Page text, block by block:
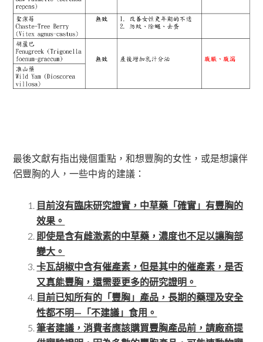
最後文獻有指出幾個重點，和想豐胸的女性，或是想讓伴
侶豐胸的人，一些中肯的建議：
目前沒有臨床研究證實，中草藥「確實」有豐胸的
效果。
即使是含有雌激素的中草藥，濃度也不足以讓胸部
變大。
卡瓦胡椒中含有催產素，但是其中的催產素，是否
又真能豐胸，還需要更多的研究證明。
目前已知所有的「豐胸」產品，長期的藥理及安全
性都不明—「不建議」食用。
筆者建議，消費者應該購買豐胸產品前，請廠商提